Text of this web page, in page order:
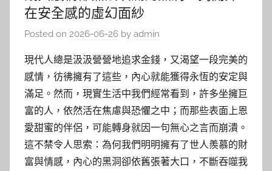
在安全感的虛幻面紗
Posted on 2026-06-26 by admin
現代人總是汲汲營營地追求金錢，又渴望一段完美的
感情，彷彿擁有了這些，內心就能獲得永恆的安定與
滿足。然而，現實生活中我們經常看到，許多坐擁巨
富的人，依然活在焦慮與恐懼之中；而那些表面上恩
愛甜蜜的伴侶，可能轉身就因一句無心之言而崩潰。
這不禁令人思索：為何我們明明擁有了世人羨慕的財
富與情感，內心的黑洞卻依舊張著大口，不斷吞噬我